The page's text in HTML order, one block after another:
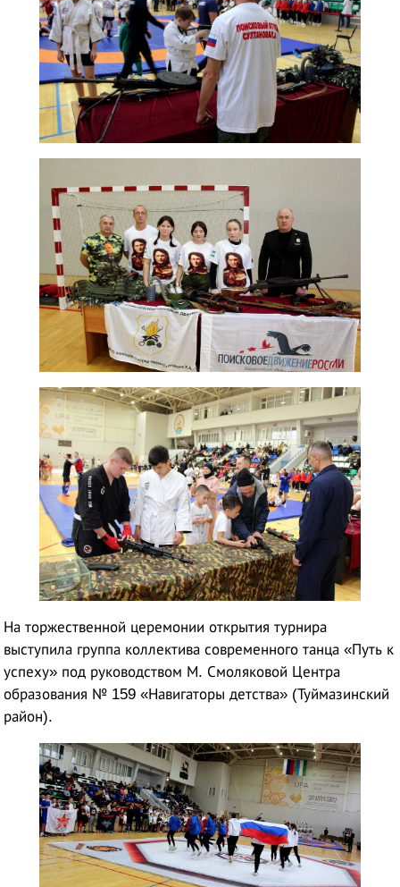
На торжественной церемонии открытия турнира
выступила группа коллектива современного танца «Путь к
успеху» под руководством М. Смоляковой Центра
образования № 159 «Навигаторы детства» (Туймазинский
район).